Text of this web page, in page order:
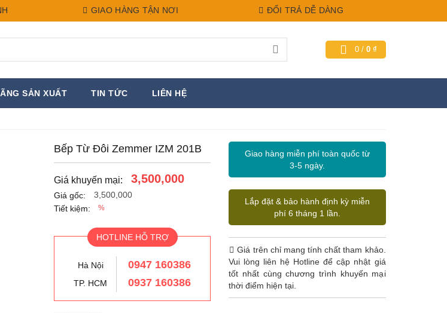
GIAO HÀNG TẬN NƠI ĐỔI TRẢ DỄ DÀNG
0 / 0 ₫
SẢN XUẤT TIN TỨC LIÊN HỆ
Bếp Từ Đôi Zemmer IZM 201B
Giá khuyến mại: 3,500,000
Giá gốc:
3,500,000
Tiết kiệm:
%
HOTLINE HỖ TRỢ
Hà Nội 0947 160386
TP. HCM 0937 160386
Giao hàng miễn phí toàn quốc từ
3-5 ngày.
Lắp đặt & bảo hành định kỳ miễn
phí 6 tháng 1 lần.
Giá trên chỉ mang tính chất tham khảo.
Vui lòng liên hệ Hotline để cập nhật giá
tốt nhất cùng chương trình khuyến mại
thời điểm hiện tại.